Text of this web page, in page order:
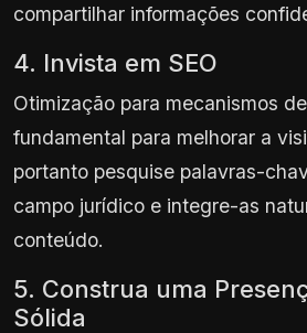
compartilhar informações
4. Invista em SEO
Otimização para mecanismos
fundamental para melhorar a
portanto pesquise palavras-
campo jurídico e integre-as
conteúdo.
5. Construa uma
Sólida